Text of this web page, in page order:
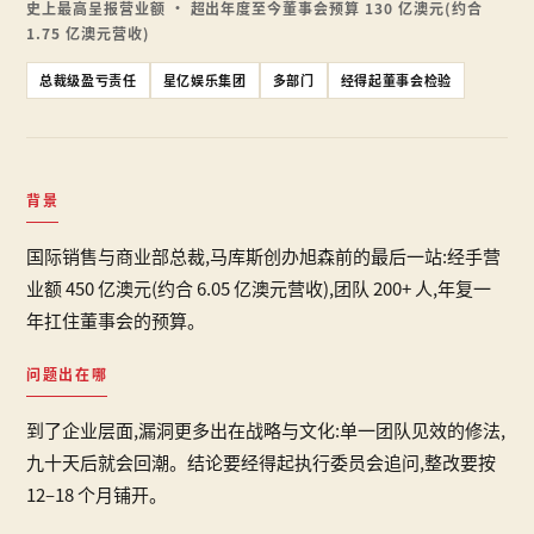
史上最高呈报营业额 · 超出年度至今董事会预算 130 亿澳元(约合
1.75 亿澳元营收)
总裁级盈亏责任 星亿娱乐集团 多部门 经得起董事会检验
背景
国际销售与商业部总裁,马库斯创办旭森前的最后一站:经手营
业额 450 亿澳元(约合 6.05 亿澳元营收),团队 200+ 人,年复一
年扛住董事会的预算。
问题出在哪
到了企业层面,漏洞更多出在战略与文化:单一团队见效的修法,
九十天后就会回潮。结论要经得起执行委员会追问,整改要按
12–18 个月铺开。